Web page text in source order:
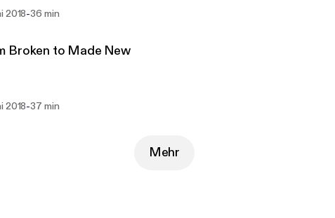
2018-36 min
Broken to Made New
2018-37 min
Mehr